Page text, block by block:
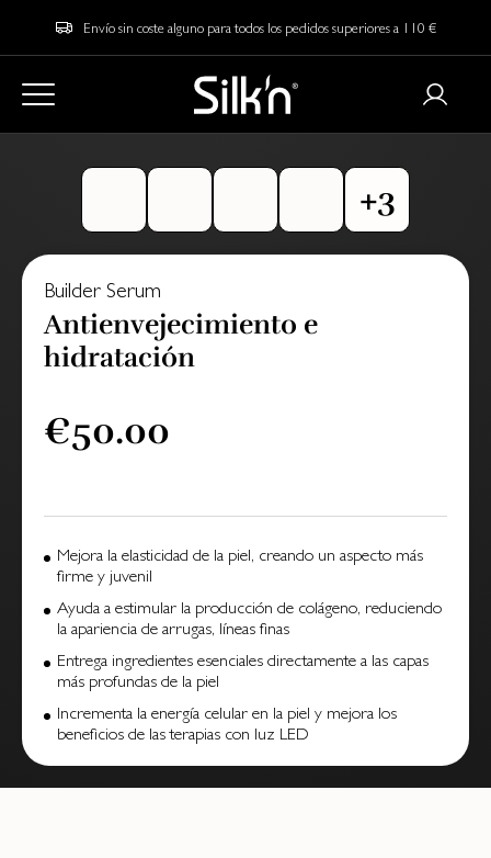
Envío sin coste alguno para todos los pedidos superiores a 110 €
Builder Serum
Antienvejecimiento e
hidratación
€50.00
Mejora la elasticidad de la piel, creando un aspecto más
firme y juvenil
Ayuda a estimular la producción de colágeno, reduciendo
la apariencia de arrugas, líneas finas
Entrega ingredientes esenciales directamente a las capas
más profundas de la piel
Incrementa la energía celular en la piel y mejora los
beneficios de las terapias con luz LED